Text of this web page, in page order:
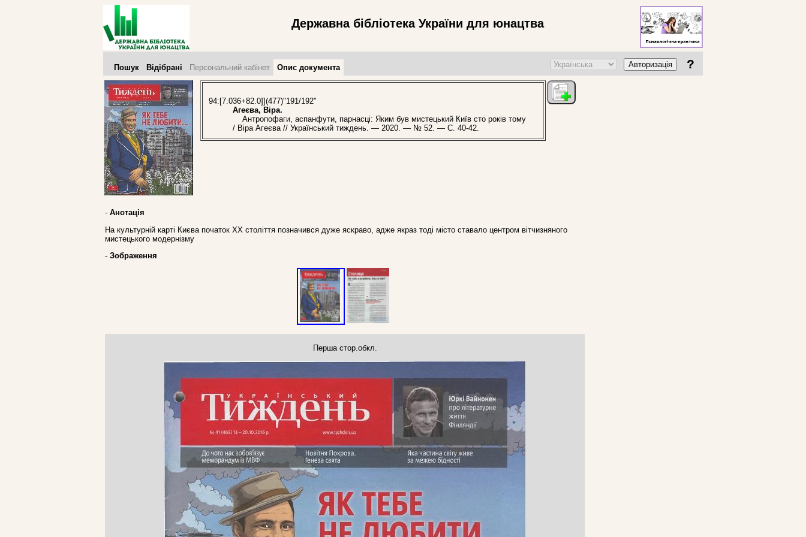
Державна бібліотека України для юнацтва
Пошук Відібрані Персональний кабінет Опис документа Авторизація ?
94:[7.036+82.0]](477)"191/192"
Агеєва, Віра.
Антропофаги, аспанфути, парнасці: Яким був мистецький Київ сто років тому
/ Віра Агеєва // Український тиждень. — 2020. — № 52. — С. 40-42.
- Анотація
На культурній карті Києва початок ХХ століття позначився дуже яскраво, адже якраз тоді місто ставало центром вітчизняного
мистецького модернізму
- Зображення
Перша стор.обкл.